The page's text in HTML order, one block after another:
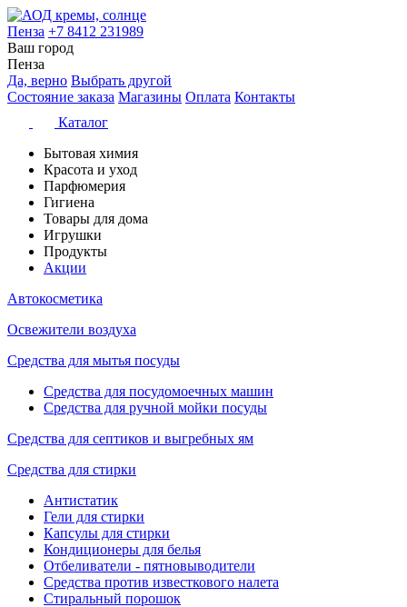
Пенза +7 8412 231989
Ваш город
Пенза
Да, верно Выбрать другой
Состояние заказа Магазины Оплата Контакты
Каталог
Бытовая химия
Красота и уход
Парфюмерия
Гигиена
Товары для дома
Игрушки
Продукты
Акции
Автокосметика
Освежители воздуха
Средства для мытья посуды
Средства для посудомоечных машин
Средства для ручной мойки посуды
Средства для септиков и выгребных ям
Средства для стирки
Антистатик
Гели для стирки
Капсулы для стирки
Кондиционеры для белья
Отбеливатели - пятновыводители
Средства против известкового налета
Стиральный порошок